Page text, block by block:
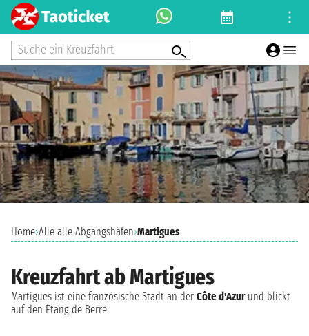
Suche ein Kreuzfahrt
Home›Alle alle Abgangshäfen›Martigues
Kreuzfahrt ab Martigues
Martigues ist eine französische Stadt an der Côte d'Azurund blickt
auf den Étang de Berre.